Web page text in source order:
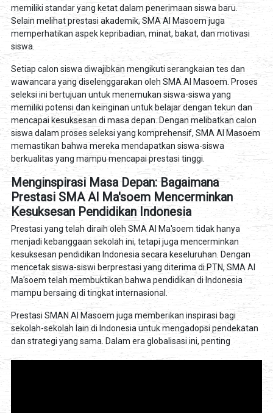
memiliki standar yang ketat dalam penerimaan siswa baru.
Selain melihat prestasi akademik, SMA Al Masoem juga
memperhatikan aspek kepribadian, minat, bakat, dan motivasi
siswa.
Setiap calon siswa diwajibkan mengikuti serangkaian tes dan
wawancara yang diselenggarakan oleh SMA Al Masoem. Proses
seleksi ini bertujuan untuk menemukan siswa-siswa yang
memiliki potensi dan keinginan untuk belajar dengan tekun dan
mencapai kesuksesan di masa depan. Dengan melibatkan calon
siswa dalam proses seleksi yang komprehensif, SMA Al Masoem
memastikan bahwa mereka mendapatkan siswa-siswa
berkualitas yang mampu mencapai prestasi tinggi.
Menginspirasi Masa Depan: Bagaimana
Prestasi SMA Al Ma'soem Mencerminkan
Kesuksesan Pendidikan Indonesia
Prestasi yang telah diraih oleh SMA Al Ma'soem tidak hanya
menjadi kebanggaan sekolah ini, tetapi juga mencerminkan
kesuksesan pendidikan Indonesia secara keseluruhan. Dengan
mencetak siswa-siswi berprestasi yang diterima di PTN, SMA Al
Ma'soem telah membuktikan bahwa pendidikan di Indonesia
mampu bersaing di tingkat internasional.
Prestasi SMAN Al Masoem juga memberikan inspirasi bagi
sekolah-sekolah lain di Indonesia untuk mengadopsi pendekatan
dan strategi yang sama. Dalam era globalisasi ini, penting